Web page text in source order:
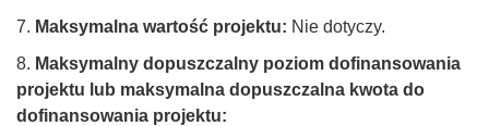
7. Maksymalna wartość projektu: Nie dotyczy.
8. Maksymalny dopuszczalny poziom dofinansowania
projektu lub maksymalna dopuszczalna kwota do
dofinansowania projektu: